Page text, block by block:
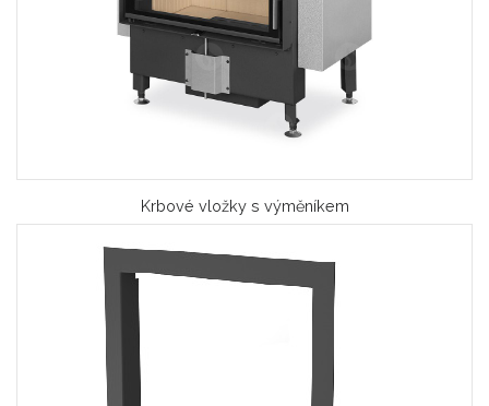
Krbové vložky s výměníkem